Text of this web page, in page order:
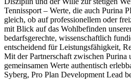
Tennissport – Werte, die auch Purina
gleich, ob auf professionellem oder
mit Blick auf das Wohlbefinden
bedarfsgerechte, wissenschaftlich
entscheidend für Leistungsfähigkeit,
Mit der Partnerschaft zwischen
gemeinsamen Werte authentisch
Syberg, Pro Plan Development Lead